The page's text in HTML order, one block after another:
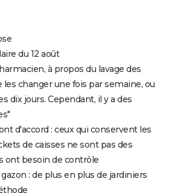
du 12 août
à propos du lavage des
les changer une fois par semaine, ou
dix jours. Cependant, il y a des
d'accord : ceux qui conservent les
de caisses ne sont pas des
ont besoin de contrôle
: de plus en plus de jardiniers